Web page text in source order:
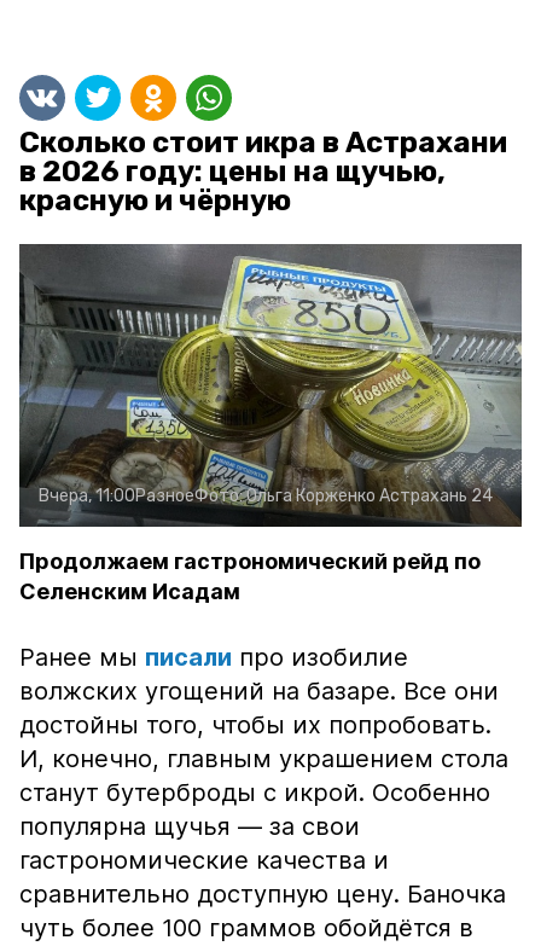
Сколько стоит икра в Астрахани
в 2026 году: цены на щучью,
красную и чёрную
Вчера, 11:00РазноеФото:Ольга Корженко Астрахань 24
Продолжаем гастрономический рейд по
Селенским Исадам
Ранее мы писали про изобилие
волжских угощений на базаре. Все они
достойны того, чтобы их попробовать.
И, конечно, главным украшением стола
станут бутерброды с икрой. Особенно
популярна щучья — за свои
гастрономические качества и
сравнительно доступную цену. Баночка
чуть более 100 граммов обойдётся в